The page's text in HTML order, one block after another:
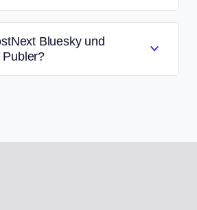
Bluesky und
Publer?